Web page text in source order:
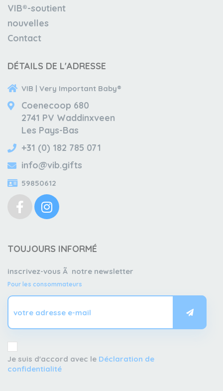
VIB®-soutient
nouvelles
Contact
DÉTAILS DE L'ADRESSE
VIB | Very Important Baby®
Coenecoop 680
2741 PV Waddinxveen
Les Pays-Bas
+31 (0) 182 785 071
info@vib.gifts
59850612
TOUJOURS INFORMÉ
inscrivez-vous Ã notre newsletter
Pour les consommateurs
Je suis d'accord avec le Déclaration de
confidentialité